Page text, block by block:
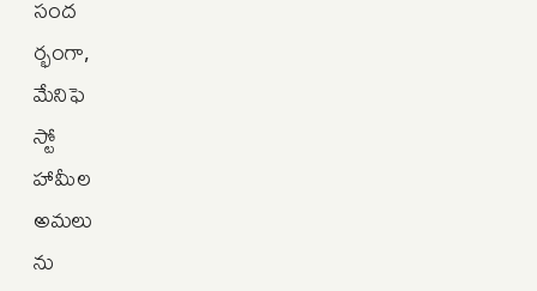
సంద
ర్భంగా,
మేనిఫె
స్టో
హామీల
అమలు
ను